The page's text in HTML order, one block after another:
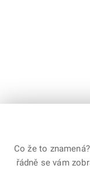
Co že to
řádně se vám